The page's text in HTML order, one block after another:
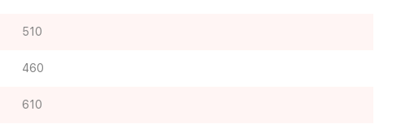
510
460
610